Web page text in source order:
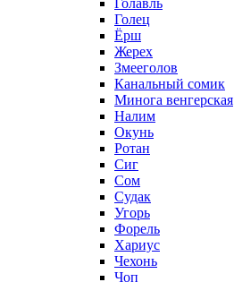
Голавль
Голец
Ёрш
Жерех
Змееголов
Канальный сомик
Минога венгерская
Налим
Окунь
Ротан
Сиг
Сом
Судак
Угорь
Форель
Хариус
Чехонь
Чоп